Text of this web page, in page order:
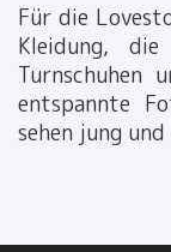
Für die
Kleidung,
Turnschuhen
entspannte
sehen jung